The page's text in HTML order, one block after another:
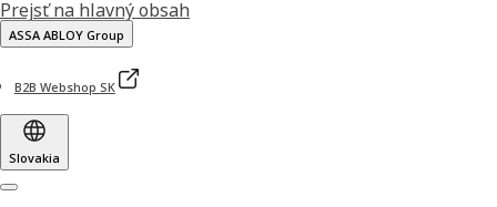
Prejsť na hlavný obsah
ASSA ABLOY Group
B2B Webshop SK
Slovakia
Menu